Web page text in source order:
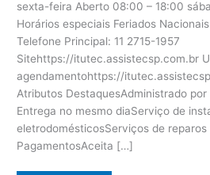
sexta-feira Aberto 08:00 – 18:00
Horários especiais Feriados
Telefone Principal: 11 2715-1957
Sitehttps://itutec.assistecsp.com.br
agendamentohttps://
Atributos DestaquesAdministrado
Entrega no mesmo diaServiço de
eletrodomésticosServiços de
PagamentosAceita […]